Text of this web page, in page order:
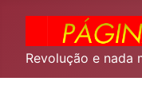
Revolução e nada